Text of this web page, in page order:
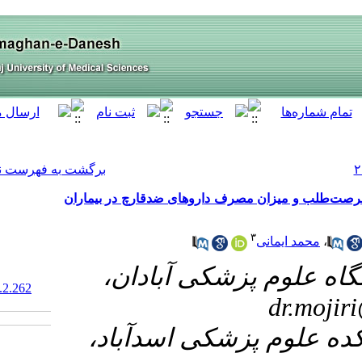
ضدقارچ در بیماران
‎ 10.61186/armaghanj.29.2.262